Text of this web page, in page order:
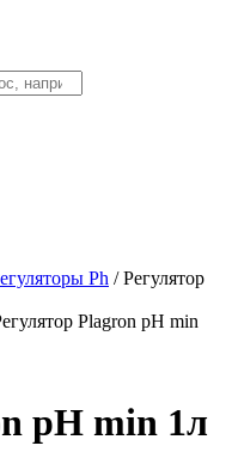
Ph /Регулятор
Plagron pH min
pH min 1л